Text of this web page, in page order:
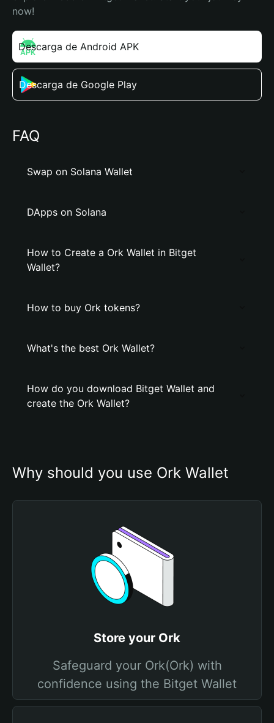
now!
Descarga de Android APK
Descarga de Google Play
FAQ
Swap on Solana Wallet
DApps on Solana
How to Create a Ork Wallet in Bitget
Wallet?
How to buy Ork tokens?
What's the best Ork Wallet?
How do you download Bitget Wallet and
create the Ork Wallet?
Why should you use Ork Wallet
Store your Ork
Safeguard your Ork(Ork) with
confidence using the Bitget Wallet